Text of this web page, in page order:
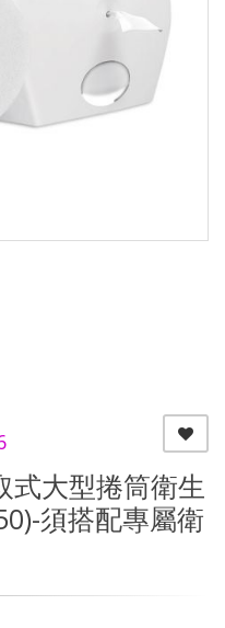
式大型捲筒衛生
須搭配專屬衛